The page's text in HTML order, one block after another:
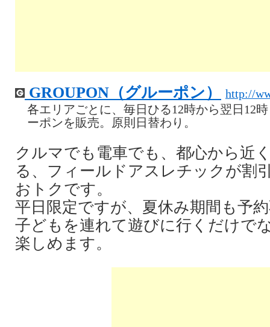
GROUPON（グルーポン）
http://
各エリアごとに、毎日ひる12時から翌日12
ーポンを販売。原則日替わり。
クルマでも電車でも、都心から近
る、フィールドアスレチックが割
おトクです。
平日限定ですが、夏休み期間も予
子どもを連れて遊びに行くだけで
楽しめます。